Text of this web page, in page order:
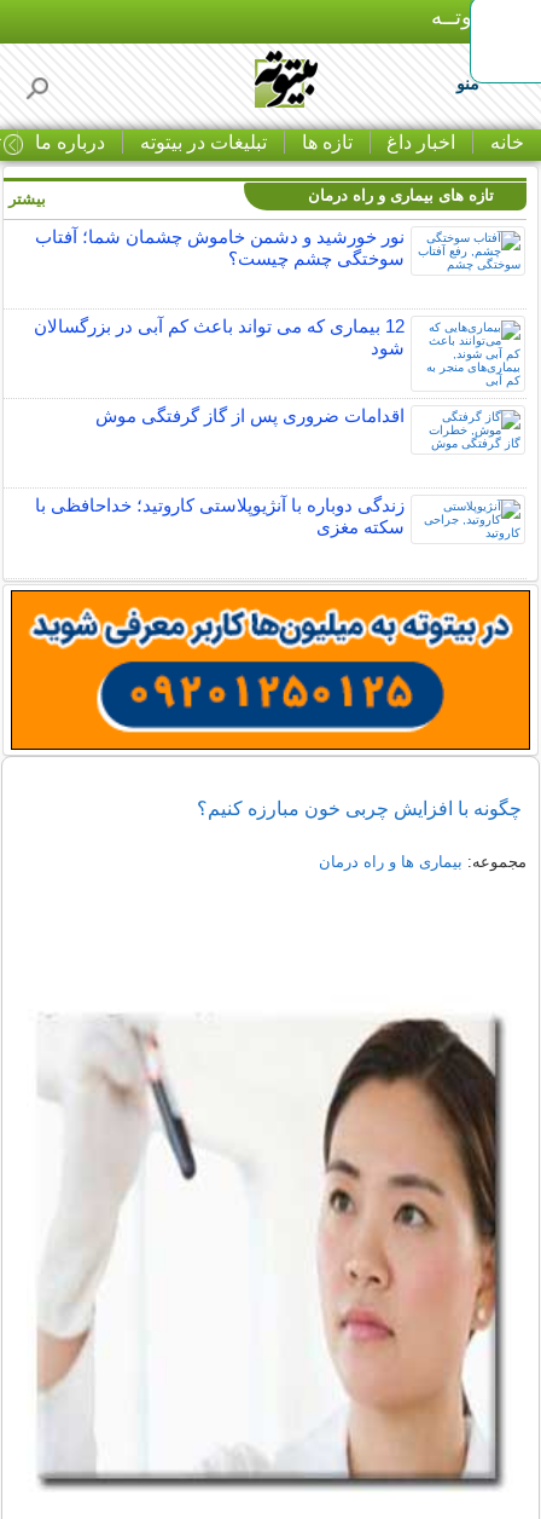
بـیتوتــه
منو
خانه اخبار داغ تازه ها تبلیغات در بیتوته درباره ما
تازه های بیماری و راه درمان
نور خورشید و دشمن خاموش چشمان شما؛ آفتاب
سوختگی چشم چیست؟
12 بیماری که می تواند باعث کم آبی در بزرگسالان
شود
اقدامات ضروری پس از گاز گرفتگی موش
زندگی دوباره با آنژیوپلاستی کاروتید؛ خداحافظی با
سکته مغزی
بیشتر
چگونه با افزایش چربی خون مبارزه کنیم؟
مجموعه: بیماری ها و راه درمان